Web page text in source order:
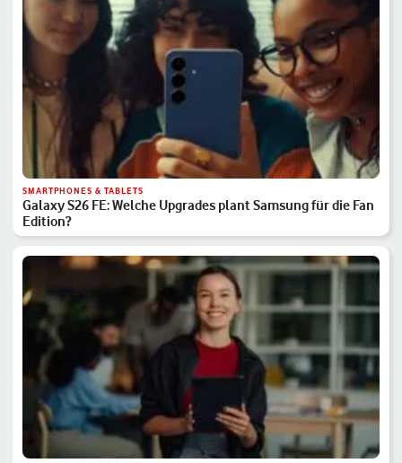
SMARTPHONES & TABLETS
Galaxy S26 FE: Welche Upgrades plant Samsung für die Fan
Edition?